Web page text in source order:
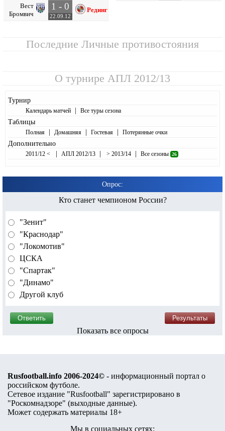
Вест
Бромвич
1 - 0
22.09.12
Рединг
Последние Личные противостояния
О турнире АПЛ 2012/13
Турнир
Календарь матчей | Все туры сезона
Таблицы
Полная | Домашняя | Гостевая | Потерянные очки
Дополнительно
2011/12 < | АПЛ 2012/13 | > 2013/14 | Все сезоны 26
Опрос:
Кто станет чемпионом России?
"Зенит"
"Краснодар"
"Локомотив"
ЦСКА
"Спартак"
"Динамо"
Другой клуб
Показать все опросы
Rusfootball.info 2006-2024© - информационный портал о
российском футболе.
Сетевое издание "Rusfootball" зарегистрировано в
"Роскомнадзоре" (выходные данные).
Может содержать материалы 18+
Мы в социальных сетях: